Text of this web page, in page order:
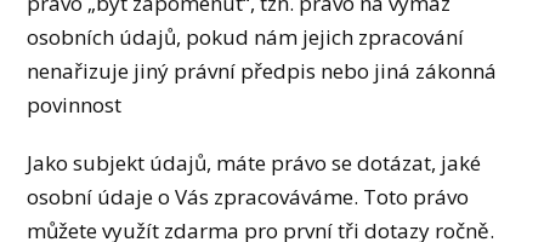
osobních údajů, pokud nám jejich zpracování
nenařizuje jiný právní předpis nebo jiná zákonná
povinnost
Jako subjekt údajů, máte právo se dotázat, jaké
osobní údaje o Vás zpracováváme. Toto právo
můžete využít zdarma pro první tři dotazy ročně.